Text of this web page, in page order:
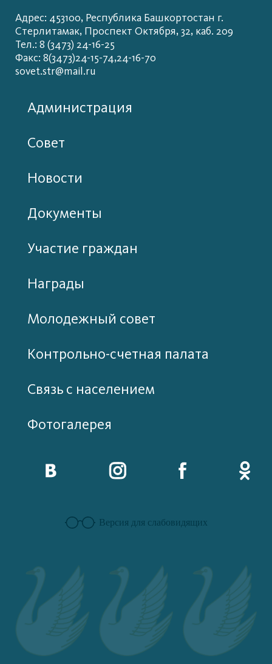
Адрес: 453100, Республика Башкортостан г.
Стерлитамак, Проспект Октября, 32, каб. 209
Тел.: 8 (3473) 24-16-25
Факс: 8(3473)24-15-74,24-16-70
sovet.str@mail.ru
Администрация
Совет
Новости
Документы
Участие граждан
Награды
Молодежный совет
Контрольно-счетная палата
Связь с населением
Фотогалерея
Версия для слабовидящих